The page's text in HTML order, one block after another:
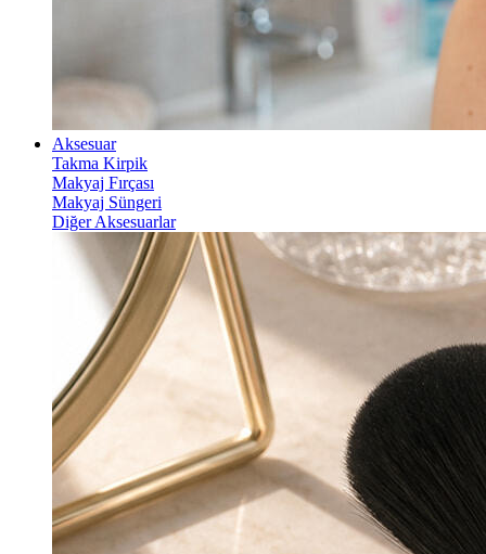
Aksesuar
Takma Kirpik
Makyaj Fırçası
Makyaj Süngeri
Diğer Aksesuarlar